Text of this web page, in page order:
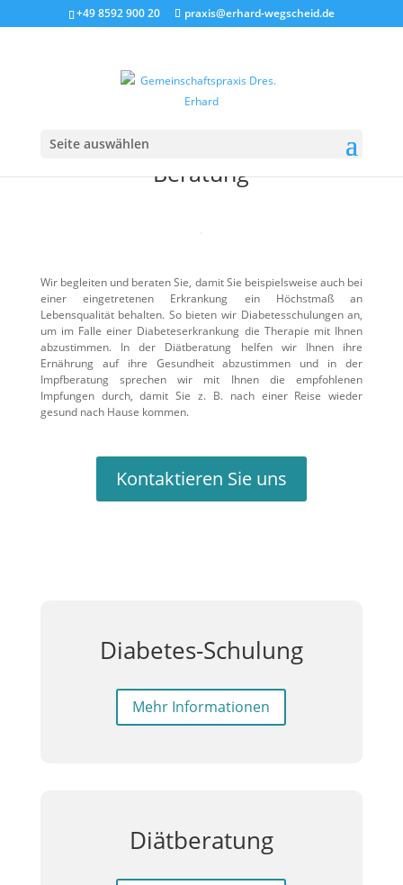
+49 8592 900 20 praxis@erhard-wegscheid.de
Seite auswählen
Beratung
Wir begleiten und beraten Sie, damit Sie beispielsweise auch bei
einer eingetretenen Erkrankung ein Höchstmaß an
Lebensqualität behalten. So bieten wir Diabetesschulungen an,
um im Falle einer Diabeteserkrankung die Therapie mit Ihnen
abzustimmen. In der Diätberatung helfen wir Ihnen ihre
Ernährung auf ihre Gesundheit abzustimmen und in der
Impfberatung sprechen wir mit Ihnen die empfohlenen
Impfungen durch, damit Sie z. B. nach einer Reise wieder
gesund nach Hause kommen.
Kontaktieren Sie uns
Diabetes-Schulung
Mehr Informationen
Diätberatung